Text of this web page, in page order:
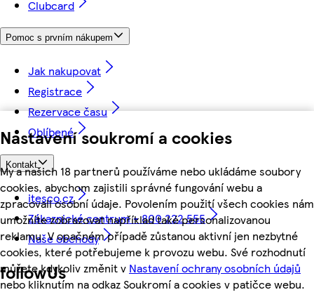
Nastavení soukromí a cookies
My a našich 18 partnerů používáme nebo ukládáme soubory
cookies, abychom zajistili správné fungování webu a
zpracovali osobní údaje. Povolením použití všech cookies nám
umožníte zobrazovat například také personalizovanou
reklamu. V opačném případě zůstanou aktivní jen nezbytné
cookies, které potřebujeme k provozu webu. Své rozhodnutí
můžete kdykoliv změnit v Nastavení ochrany osobních údajů
nebo kliknutím na odkaz Soukromí a cookies v patičce webu.
Clubcard
Pomoc s prvním nákupem
Jak nakupovat
Registrace
Rezervace času
Oblíbené
Kontakt
itesco.cz
Zákaznické centrum - 800 222 555
Naše obchody
followUs